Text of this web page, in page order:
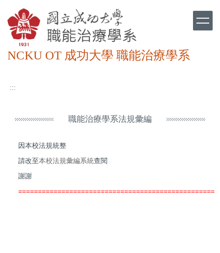
到
主
容
NCKU OT 成功大學 職能治療學系
:::
職能治療學系法規彙編
因本校法規統整
請改至本校法規彙編系統查閱
謝謝
==================================================